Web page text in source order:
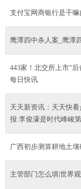
支付宝网商银行是干
鹰潭四中杀人案_鹰潭
443家！北交所上市“
每日快讯
天天新资讯：天天快
报:李俊濠是时代峰峻
广西初步测算耕地土
主管部门怎么填|世界